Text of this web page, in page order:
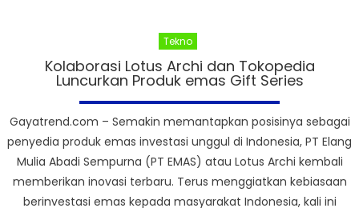
Tekno
Kolaborasi Lotus Archi dan Tokopedia
Luncurkan Produk emas Gift Series
Gayatrend.com – Semakin memantapkan posisinya sebagai
penyedia produk emas investasi unggul di Indonesia, PT Elang
Mulia Abadi Sempurna (PT EMAS) atau ​Lotus Archi kembali
memberikan inovasi terbaru. Terus menggiatkan kebiasaan
berinvestasi emas kepada masyarakat Indonesia, kali ini